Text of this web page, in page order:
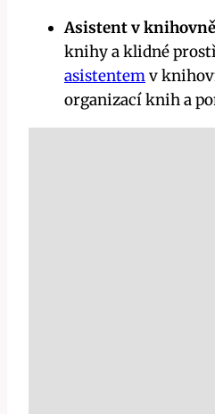
Asistent v
knihy a klidné
asistentemv
organizací knih a